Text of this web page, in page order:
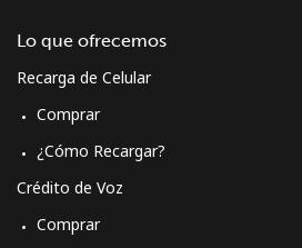
Lo que ofrecemos
Recarga de Celular
Comprar
¿Cómo Recargar?
Crédito de Voz
Comprar